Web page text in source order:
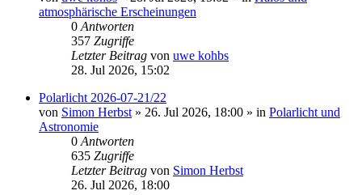
atmosphärische Erscheinungen
0 Antworten
357 Zugriffe
Letzter Beitrag von uwe kohbs
28. Jul 2026, 15:02
Polarlicht 2026-07-21/22
von Simon Herbst » 26. Jul 2026, 18:00 » in Polarlicht und
Astronomie
0 Antworten
635 Zugriffe
Letzter Beitrag von Simon Herbst
26. Jul 2026, 18:00